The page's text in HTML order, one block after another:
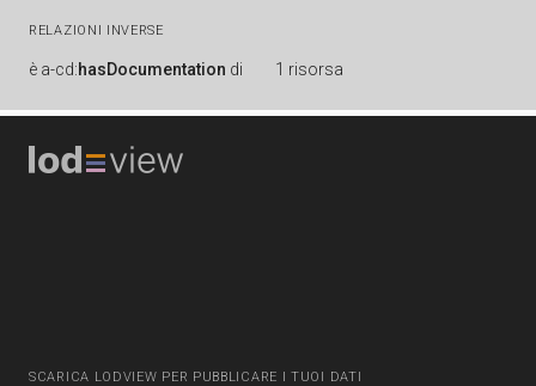
RELAZIONI INVERSE
è a-cd:hasDocumentation di 1 risorsa
SCARICA LODVIEW PER PUBBLICARE I TUOI DATI